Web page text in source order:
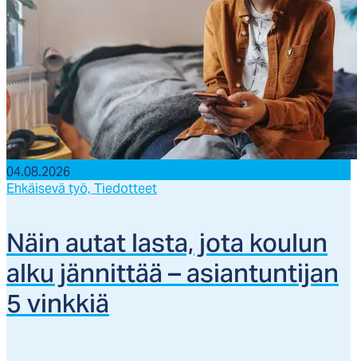
04.08.2026
Ehkäisevä työ, Tiedotteet
Näin au­tat las­ta, jo­ta kou­lun
al­ku jän­nit­tää – asian­tun­ti­jan
5 vink­kiä